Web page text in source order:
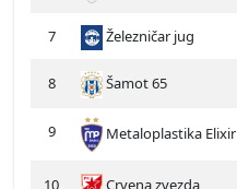
7 Železničar jug
8 Šamot 65
9 Metaloplastika Elixir
10 Crvena zvezda